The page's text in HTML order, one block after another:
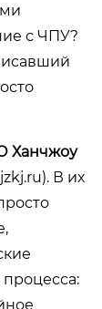
с ЧПУ?
Ханчжоу
). В их